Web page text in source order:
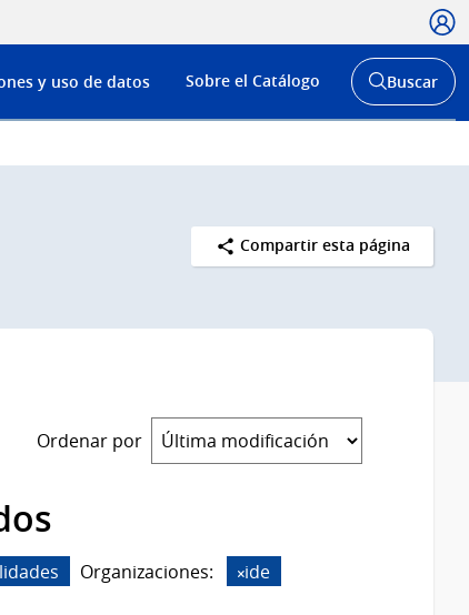
Menú
de
y uso de datos Sobre el Catálogo
Abrir
buscador
Buscar
Compartir esta página
Ordenar por
Organizaciones:
ide